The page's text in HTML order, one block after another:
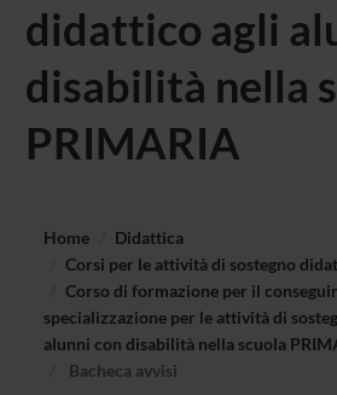
didattico agli
disabilità nella
PRIMARIA
Home
Didattica
Corsi per le attività di sostegno
Corso di formazione per il
specializzazione per le attività di
alunni con disabilità nella scuola
Bacheca avvisi